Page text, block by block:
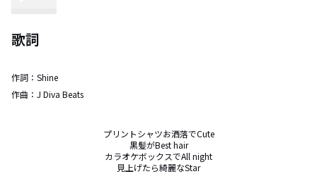
歌詞
作詞： Shine
作曲： J Diva Beats
プリントシャツお洒落でCute
黒髪がBest hair
カラオケボックスでAll night
見上げたら綺麗なStar